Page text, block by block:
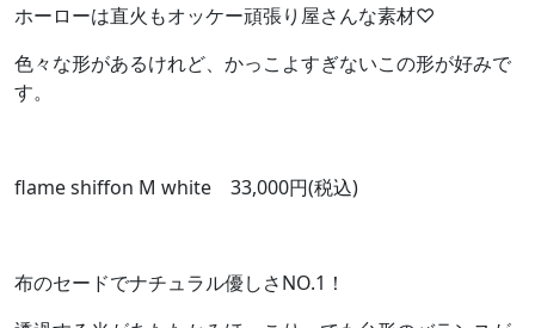
ホーローは直火もオッケー頑張り屋さんな素材♡
色々な形があるけれど、かっこよすぎないこの形が好みで
す。
flame shiffon M white 33,000円(税込)
布のセードでナチュラル優しさNO.1！